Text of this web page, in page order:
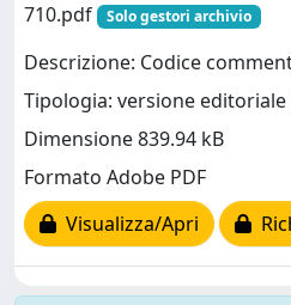
710.pdf
Solo gestori archivio
Descrizione: Codice
Tipologia: versione editoriale
Dimensione 839.94 kB
Formato Adobe PDF
Visualizza/Apri